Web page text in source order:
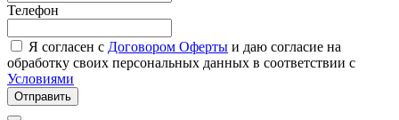
Телефон
Я согласен с Договором Оферты и даю согласие на
обработку своих персональных данных в соответствии с
Условиями
Отправить